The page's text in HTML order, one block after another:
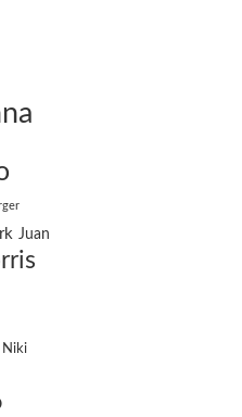
Juan
Niki